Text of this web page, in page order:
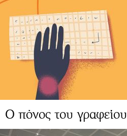
Ο πόνος του γραφείου